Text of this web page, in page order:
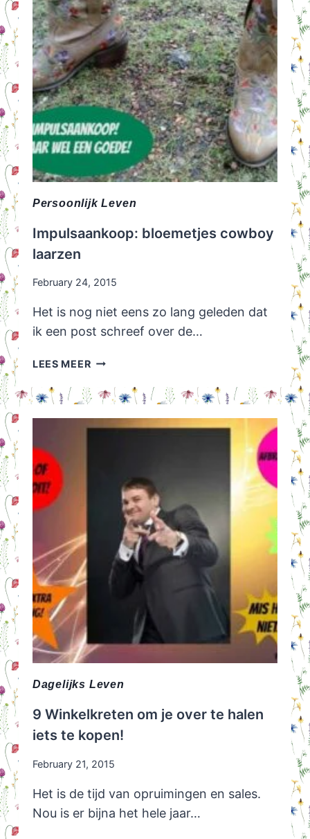
Persoonlijk Leven
Impulsaankoop: bloemetjes cowboy
laarzen
February 24, 2015
Het is nog niet eens zo lang geleden dat
ik een post schreef over de…
LEES MEERIMPULSAANKOOP:
COWBOY
Dagelijks Leven
9 Winkelkreten om je over te halen
iets te kopen!
February 21, 2015
Het is de tijd van opruimingen en sales.
Nou is er bijna het hele jaar…